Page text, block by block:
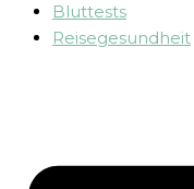
Bluttests
Reisegesundheit